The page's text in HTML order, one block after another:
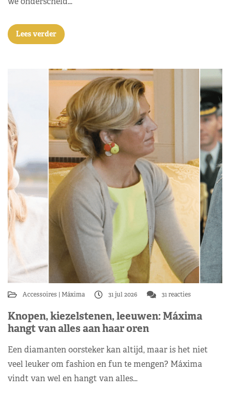
Lees verder
Accessoires Máxima 31 jul 2026 31 reacties
Knopen, kiezelstenen, leeuwen: Máxima
hangt van alles aan haar oren
Een diamanten oorsteker kan altijd, maar is het niet
veel leuker om fashion en fun te mengen? Máxima
vindt van wel en hangt van alles…